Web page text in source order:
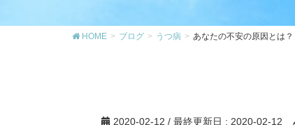
HOME ブログ うつ病 あなたの不安の原因とは？
2020-02-12 / 最終更新日 : 2020-02-12